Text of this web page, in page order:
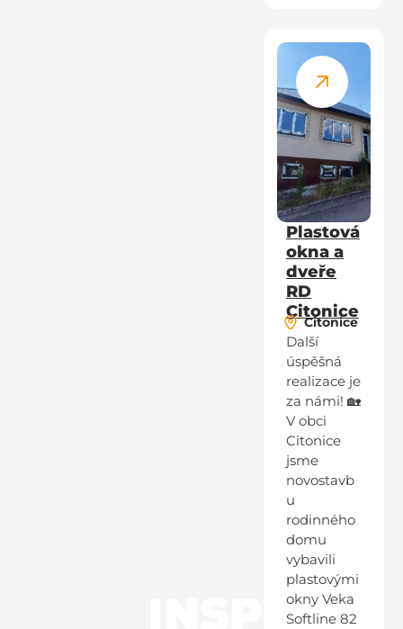
Plastová
okna a
dveře
RD
Citonice
Citonice
Další
úspěšná
realizace je
za námi! 🏡
V obci
Citonice
jsme
novostavb
u
rodinného
domu
vybavili
plastovými
okny Veka
Softline 82